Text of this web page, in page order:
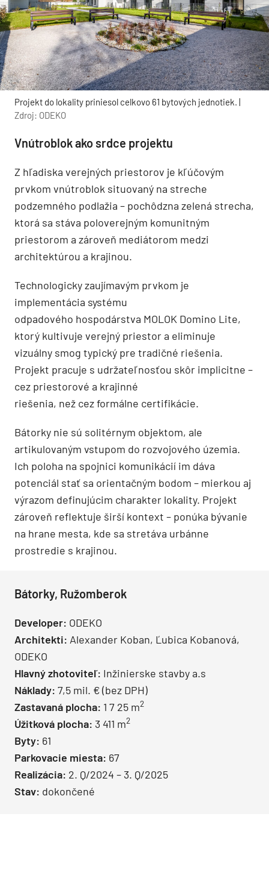
Projekt do lokality priniesol celkovo 61 bytových jednotiek. |
Zdroj: ODEKO
Vnútroblok ako srdce projektu
Z hľadiska verejných priestorov je kľúčovým
prvkom vnútroblok situovaný na streche
podzemného podlažia – pochôdzna zelená strecha,
ktorá sa stáva poloverejným komunitným
priestorom a zároveň mediátorom medzi
architektúrou a krajinou.
Technologicky zaujímavým prvkom je
implementácia systému
odpadového hospodárstva MOLOK Domino Lite,
ktorý kultivuje verejný priestor a eliminuje
vizuálny smog typický pre tradičné riešenia.
Projekt pracuje s udržateľnosťou skôr implicitne –
cez priestorové a krajinné
riešenia, než cez formálne certifikácie.
Bátorky nie sú solitérnym objektom, ale
artikulovaným vstupom do rozvojového územia.
Ich poloha na spojnici komunikácií im dáva
potenciál stať sa orientačným bodom – mierkou aj
výrazom definujúcim charakter lokality. Projekt
zároveň reflektuje širší kontext – ponúka bývanie
na hrane mesta, kde sa stretáva urbánne
prostredie s krajinou.
Bátorky, Ružomberok
Developer: ODEKO
Architekti: Alexander Koban, Ľubica Kobanová,
ODEKO
Hlavný zhotoviteľ: Inžinierske stavby a.s
Náklady: 7,5 mil. € (bez DPH)
Zastavaná plocha: 1 7 25 m2
Úžitková plocha: 3 411 m2
Byty: 61
Parkovacie miesta: 67
Realizácia: 2. Q/2024 – 3. Q/2025
Stav: dokončené